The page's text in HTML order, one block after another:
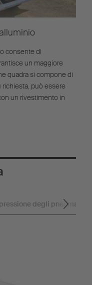
consente di
un maggiore
quadra si compone di
può essere
un rivestimento in
degli pneumatici